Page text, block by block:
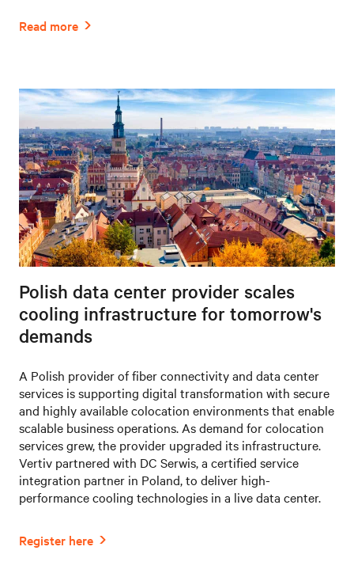
Polish data center provider scales
cooling infrastructure for tomorrow's
demands
A Polish provider of fiber connectivity and data center
services is supporting digital transformation with secure
and highly available colocation environments that enable
scalable business operations. As demand for colocation
services grew, the provider upgraded its infrastructure.
Vertiv partnered with DC Serwis, a certified service
integration partner in Poland, to deliver high-
performance cooling technologies in a live data center.